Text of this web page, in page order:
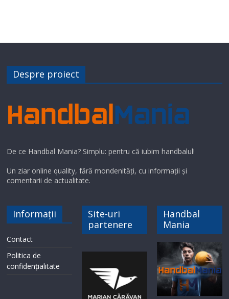
Despre proiect
De ce Handbal Mania? Simplu: pentru că iubim handbalul!
Un ziar online quality, fără mondenități, cu informații și
comentarii de actualitate.
Informații
Contact
Politica de
confidențialitate
Site-uri
partenere
Handbal
Mania